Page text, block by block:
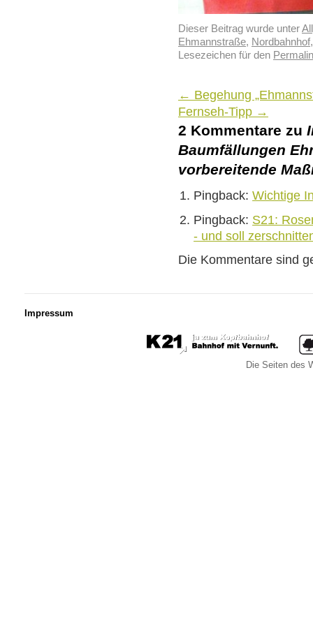
Dieser Beitrag wurde unter
Ehmannstraße, Nordbahnhof
Lesezeichen für den
← Begehung
Fernseh-Tipp →
2 Kommentare zu
Baumfällungen
vorbereitende
Pingback:Wichtige
Pingback: S21:
- und soll
Die Kommentare sind
Impressum
Die Seiten des